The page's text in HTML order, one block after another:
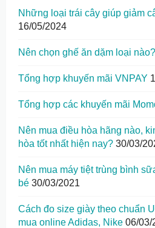
Những loại trái cây giúp giảm
16/05/2024
Nên chọn ghế ăn dặm loại nào?
Tổng hợp khuyến mãi VNPAY
Tổng hợp các khuyến mãi
Nên mua điều hòa hãng nào,
hòa tốt nhất hiện nay? 30/03/
Nên mua máy tiệt trùng bình
bé 30/03/2021
Cách đo size giày theo chuẩn
mua online Adidas, Nike 06/03/